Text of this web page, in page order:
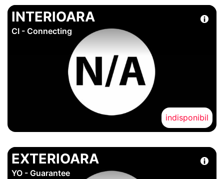
INTERIOARA
CI - Connecting
indisponibil
EXTERIOARA
YO - Guarantee